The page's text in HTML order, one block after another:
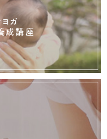
ガ
成講座